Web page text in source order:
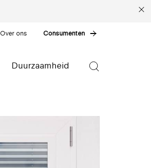
Over ons Consumenten
Duurzaamheid